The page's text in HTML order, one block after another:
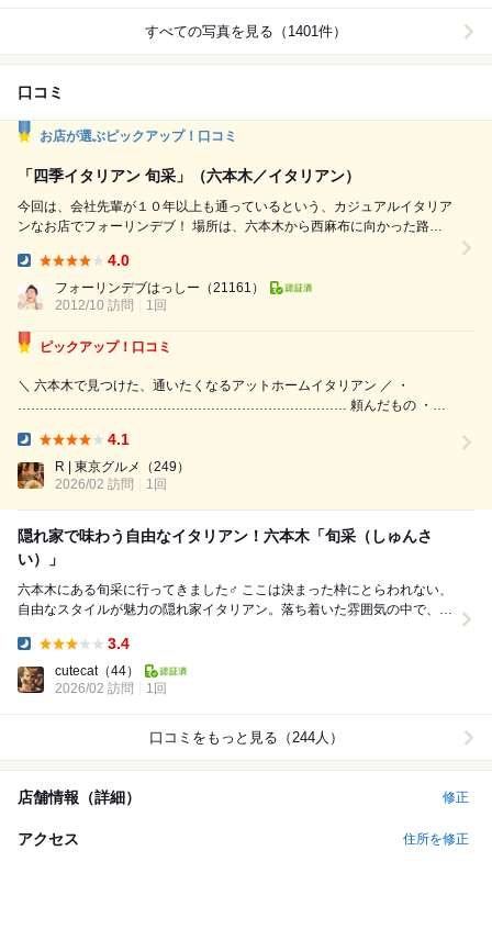
すべての写真を見る（1401件）
口コミ
お店が選ぶピックアップ！口コミ
「四季イタリアン 旬采」（六本木／イタリアン）
今回は、会社先輩が１０年以上も通っているという、カジュアルイタリア
ンなお店でフォーリンデブ！ 場所は、六本木から西麻布に向かった路地
った、気軽で家庭的なイタリアンが食べられるところ。 （ちなみに
「菜」ではなく「采」） 【ドリンクメニュー（クリックで拡大）】【フ
ードメニュー（クリックで拡大）】【日替わりメニュー（クリック...
4.0
フォーリンデブはっしー （21161）
2012/10 訪問
1回
ピックアップ！口コミ
＼ 六本木で見つけた、通いたくなるアットホームイタリアン ／ ・
………………………………………………………………… 頼んだもの ・パ
4.1
R | 東京グルメ
（249）
2026/02 訪問
1回
隠れ家で味わう自由なイタリアン！六本木「旬采（しゅんさ
い）」
六本木にある旬采に行ってきました‍♂️ ここは決まった枠にとらわれない、
自由なスタイルが魅力の隠れ家イタリアン。落ち着いた雰囲気の中で、こ
3.4
cutecat （44）
2026/02 訪問
1回
口コミをもっと見る（244人）
店舗情報（詳細） 修正
アクセス 住所を修正